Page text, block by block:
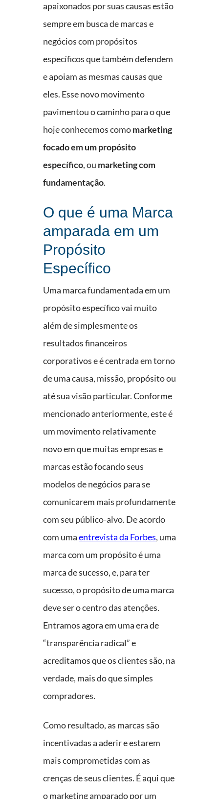
apaixonados por suas causas estão
sempre em busca de marcas e
negócios com propósitos
específicos que também defendem
e apoiam as mesmas causas que
eles. Esse novo movimento
pavimentou o caminho para o que
hoje conhecemos comomarketing
focado em um propósito
específico, ou marketing com
fundamentação.
O que é uma Marca
amparada em um
Propósito
Específico
Uma marca fundamentada em um
propósito específico vai muito
além de simplesmente os
resultados financeiros
corporativos e é centrada em torno
de uma causa, missão, propósito ou
até sua visão particular. Conforme
mencionado anteriormente, este é
um movimento relativamente
novo em que muitas empresas e
marcas estão focando seus
modelos de negócios para se
comunicarem mais profundamente
com seu público-alvo. De acordo
com umaentrevista da Forbes, uma
marca com um propósito é uma
marca de sucesso, e, para ter
sucesso, o propósito de uma marca
deve ser o centro das atenções.
Entramos agora em uma era de
“transparência radical” e
acreditamos que os clientes são, na
verdade, mais do que simples
compradores.
Como resultado, as marcas são
incentivadas a aderir e estarem
mais comprometidas com as
crenças de seus clientes. É aqui que
o marketing amparado por um